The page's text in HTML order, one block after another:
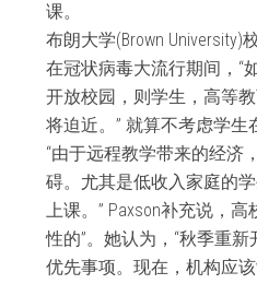
课。
布朗大学(Brown University)
在冠状病毒大流行期间，“
开放校园，则学生，高等
将迫近。” 就算不考虑学
“由于远程教学带来的经济
碍。尤其是低收入家庭的
上课。” Paxson补充说，
性的”。她认为，“秋季重
优先事项。现在，机构应